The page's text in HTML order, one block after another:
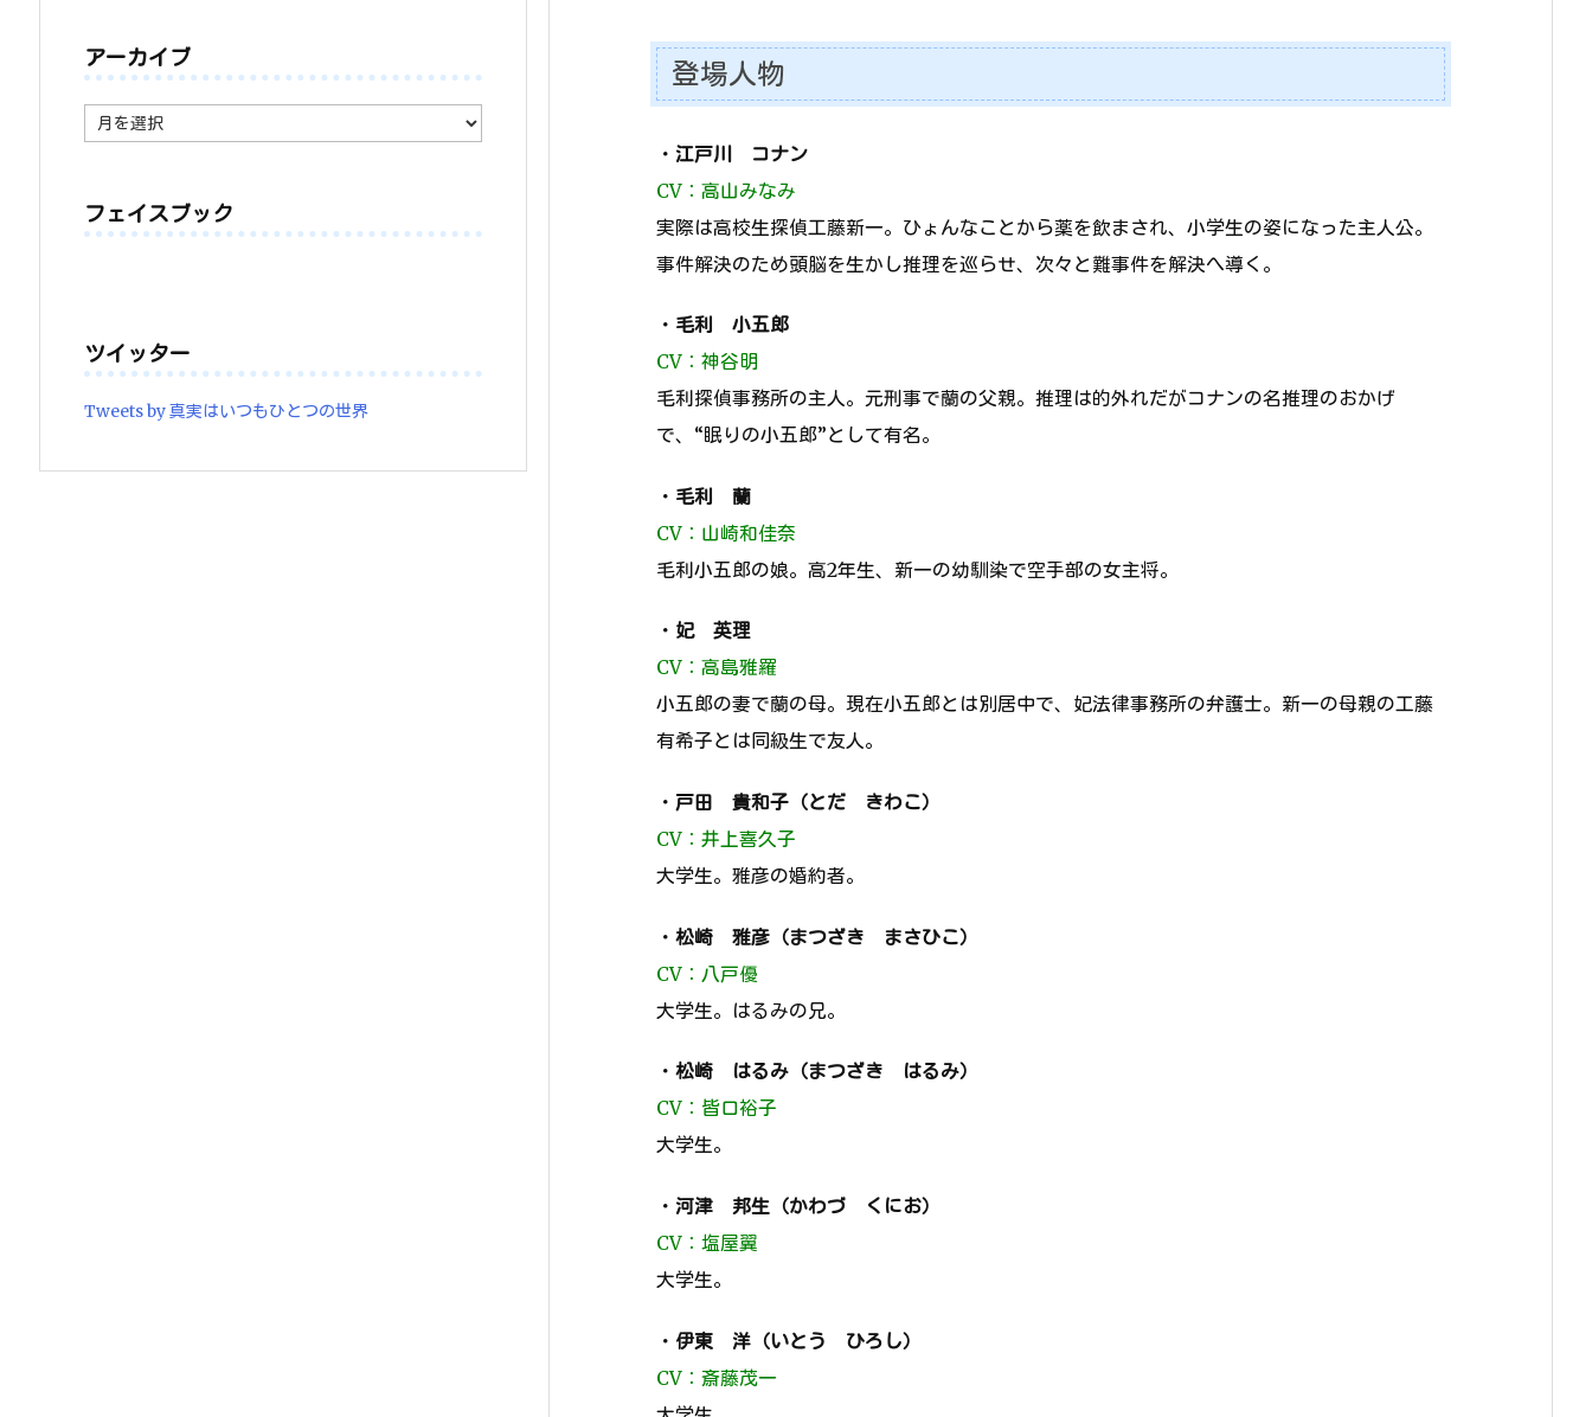
登場人物
・ 江戸川 コナン
CV：高山みなみ
実際は高校生探偵工藤新一。ひょんなことから薬を飲まされ、小学生の姿になった主人公。
事件解決のため頭脳を生かし推理を巡らせ、次々と難事件を解決へ導く。
・ 毛利 小五郎
CV：神谷明
毛利探偵事務所の主人。元刑事で蘭の父親。推理は的外れだがコナンの名推理のおかげ
で、“眠りの小五郎”として有名。
・ 毛利 蘭
CV：山崎和佳奈
毛利小五郎の娘。高2年生、新一の幼馴染で空手部の女主将。
・ 妃 英理
CV：高島雅羅
小五郎の妻で蘭の母。現在小五郎とは別居中で、妃法律事務所の弁護士。新一の母親の工藤
有希子とは同級生で友人。
・ 戸田 貴和子（とだ きわこ）
CV：井上喜久子
大学生。雅彦の婚約者。
・ 松崎 雅彦（まつざき まさひこ）
CV：八戸優
大学生。はるみの兄。
・ 松崎 はるみ（まつざき はるみ）
CV：皆口裕子
大学生。
・ 河津 邦生（かわづ くにお）
CV：塩屋翼
大学生。
・ 伊東 洋（いとう ひろし）
CV：斎藤茂一
アーカイブ
ー
フェイスブック
ツイッター
Tweets by 真実はいつもひとつの世界